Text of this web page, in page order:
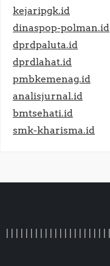
kejaripgk.id
dinaspop-polman.id
dprdpaluta.id
dprdlahat.id
pmbkemenag.id
analisjurnal.id
bmtsehati.id
smk-kharisma.id